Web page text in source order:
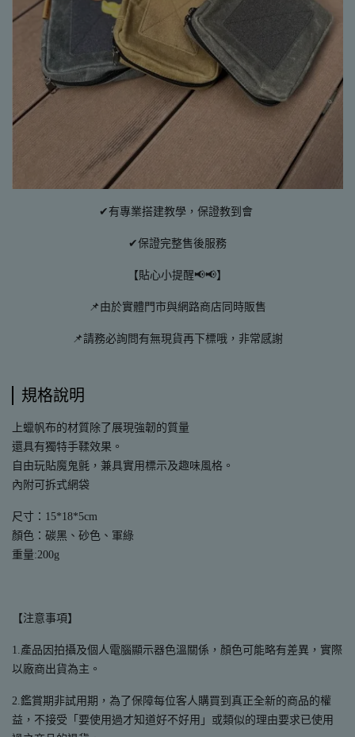
✔有專業搭建教學，保證教到會
✔保證完整售後服務
【貼心小提醒📢📢】
📌由於實體門市與網路商店同時販售
📌請務必詢問有無現貨再下標哦，非常感謝
規格說明
上蠟帆布的材質除了展現強韌的質量
還具有獨特手鞣效果。
自由玩貼魔鬼氈，兼具實用標示及趣味風格。
內附可拆式網袋
尺寸：15*18*5cm
顏色：碳黑、砂色、軍綠
重量:200g
【注意事項】
1.產品因拍攝及個人電腦顯示器色溫關係，顏色可能略有差異，實際
以廠商出貨為主。
2.鑑賞期非試用期，為了保障每位客人購買到真正全新的商品的權
益，不接受「要使用過才知道好不好用」或類似的理由要求已使用